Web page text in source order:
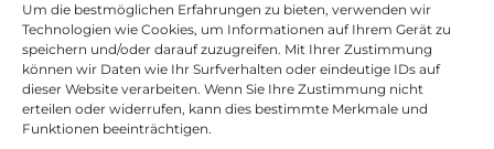
Um die bestmöglichen Erfahrungen zu bieten, verwenden wir
Technologien wie Cookies, um Informationen auf Ihrem Gerät zu
speichern und/oder darauf zuzugreifen. Mit Ihrer Zustimmung
können wir Daten wie Ihr Surfverhalten oder eindeutige IDs auf
dieser Website verarbeiten. Wenn Sie Ihre Zustimmung nicht
erteilen oder widerrufen, kann dies bestimmte Merkmale und
Funktionen beeinträchtigen.
PRIVACY POLICY WHISTLEBLOWING
IMPRESSUM
MwSt.-Nr. 03141090211 | SDI-Code: